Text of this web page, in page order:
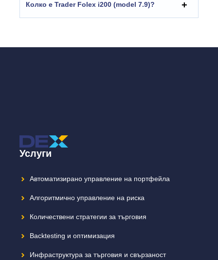
Колко е Trader Folex i200 (model 7.9)?
Услуги
Автоматизирано управление на портфейла
Алгоритмично управление на риска
Количествени стратегии за търговия
Backtesting и оптимизация
Инфраструктура за търговия и свързаност